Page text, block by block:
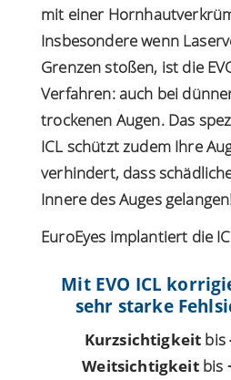
mit einer
Insbesondere wenn
Grenzen stoßen, ist die
Verfahren: auch bei
trockenen Augen. Das
ICL schützt zudem Ihre
verhindert, dass
Innere des Auges
EuroEyes implantiert die
Mit EVO ICL
sehr starke
Kurzsichtigkeit bis
Weitsichtigkeitbis